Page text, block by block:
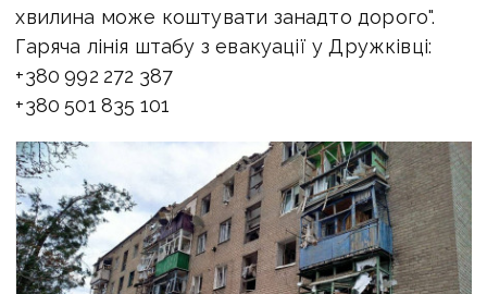
хвилина може коштувати занадто дорого".
Гаряча лінія штабу з евакуації у Дружківці:
+380 992 272 387
+380 501 835 101